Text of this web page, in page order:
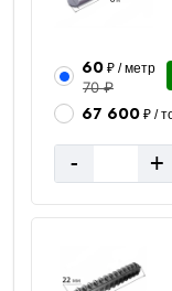
60₽ / метр
70 ₽
67 600₽ /
- +